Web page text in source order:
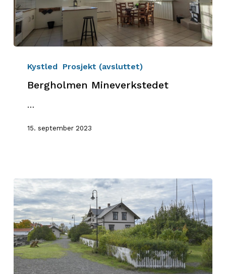
Mineverkstedet
Kystled Prosjekt (avsluttet)
Bergholmen Mineverkstedet
…
15. september 2023